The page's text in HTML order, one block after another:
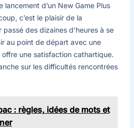
lancement d’un New Game Plus
c’est le plaisir de la
des dizaines d’heures à se
au point de départ avec une
une satisfaction cathartique.
sur les difficultés rencontrées
: règles, idées de mots et